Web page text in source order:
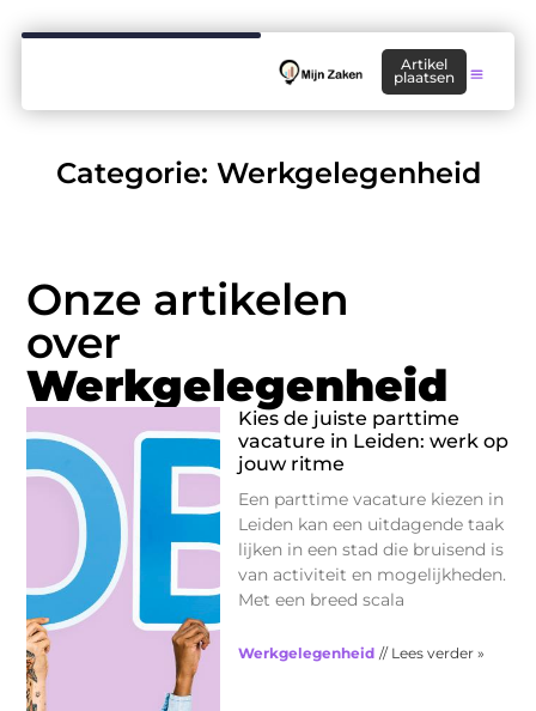
Artikel
plaatsen
Categorie: Werkgelegenheid
Onze artikelen
over
Werkgelegenheid
Kies de juiste parttime
vacature in Leiden: werk op
jouw ritme
Een parttime vacature kiezen in
Leiden kan een uitdagende taak
lijken in een stad die bruisend is
van activiteit en mogelijkheden.
Met een breed scala
Werkgelegenheid // Lees verder »